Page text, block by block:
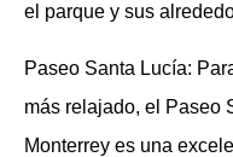
el parque y sus
Paseo Santa Lucía:
más relajado, el Paseo
Monterrey es una